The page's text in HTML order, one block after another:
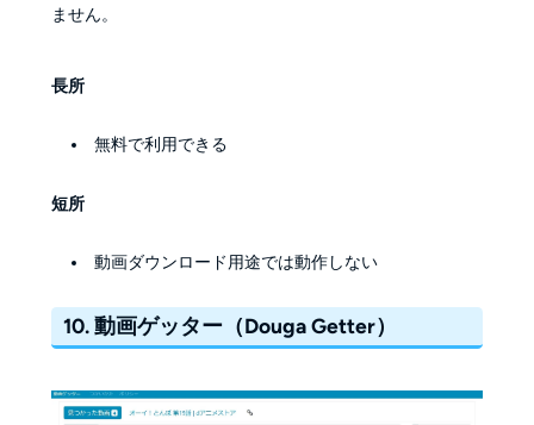
ません。
長所
無料で利用できる
短所
動画ダウンロード用途では動作しない
10. 動画ゲッター（Douga Getter）